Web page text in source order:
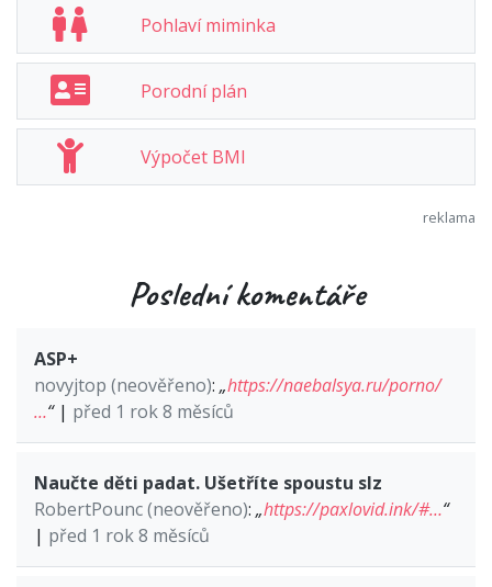
Pohlaví miminka
Porodní plán
Výpočet BMI
Poslední komentáře
ASP+
novyjtop (neověřeno): „https://naebalsya.ru/porno/
…“| před 1 rok 8 měsíců
Naučte děti padat. Ušetříte spoustu slz
RobertPounc (neověřeno): „https://paxlovid.ink/#…“
| před 1 rok 8 měsíců